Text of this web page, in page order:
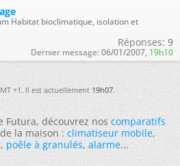
Habitat bioclimatique, isolation et
Réponses: 9
Dernier message: 06/01/2007, 19h10
+1. Il est actuellement19h07.
Futura, découvrez noscomparatifs
la maison :climatiseur mobile,
,poêle à granulés,alarme...